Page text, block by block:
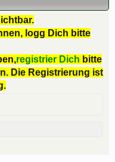
logg Dich bitte
registrier Dich bitte
Die Registrierung ist